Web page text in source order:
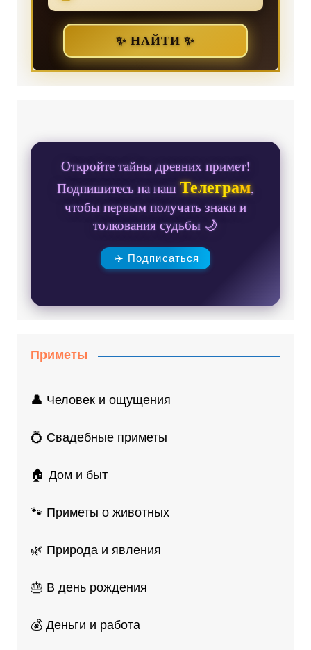
✨ НАЙТИ ✨
Откройте тайны древних примет!
Подпишитесь на нашТелеграм,
чтобы первым получать знаки и
толкования судьбы 🌙
✈️ Подписаться
Приметы
👤 Человек и ощущения
💍 Свадебные приметы
🏠 Дом и быт
🐾 Приметы о животных
🌿 Природа и явления
🎂 В день рождения
💰 Деньги и работа